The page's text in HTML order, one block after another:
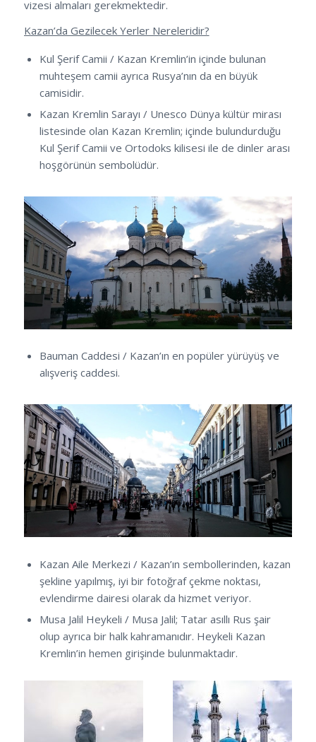
vizesi almaları gerekmektedir.
Kazan’da Gezilecek Yerler Nereleridir?
Kul Şerif Camii / Kazan Kremlin’in içinde bulunan
muhteşem camii ayrıca Rusya’nın da en büyük
camisidir.
Kazan Kremlin Sarayı / Unesco Dünya kültür mirası
listesinde olan Kazan Kremlin; içinde bulundurduğu
Kul Şerif Camii ve Ortodoks kilisesi ile de dinler arası
hoşgörünün sembolüdür.
Bauman Caddesi / Kazan’ın en popüler yürüyüş ve
alışveriş caddesi.
Kazan Aile Merkezi / Kazan’ın sembollerinden, kazan
şekline yapılmış, iyi bir fotoğraf çekme noktası,
evlendirme dairesi olarak da hizmet veriyor.
Musa Jalil Heykeli / Musa Jalil; Tatar asıllı Rus şair
olup ayrıca bir halk kahramanıdır. Heykeli Kazan
Kremlin’in hemen girişinde bulunmaktadır.